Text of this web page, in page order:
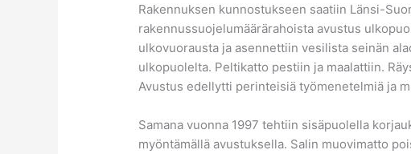
Rakennuksen kunnostukseen saatiin Länsi-
rakennussuojelumäärärahoista avustus
ulkovuorausta ja asennettiin vesilista seinän
ulkopuolelta. Peltikatto pestiin ja maalattiin.
Avustus edellytti perinteisiä työmenetelmiä ja
Samana vuonna 1997 tehtiin sisäpuolella
myöntämällä avustuksella. Salin muovimatto